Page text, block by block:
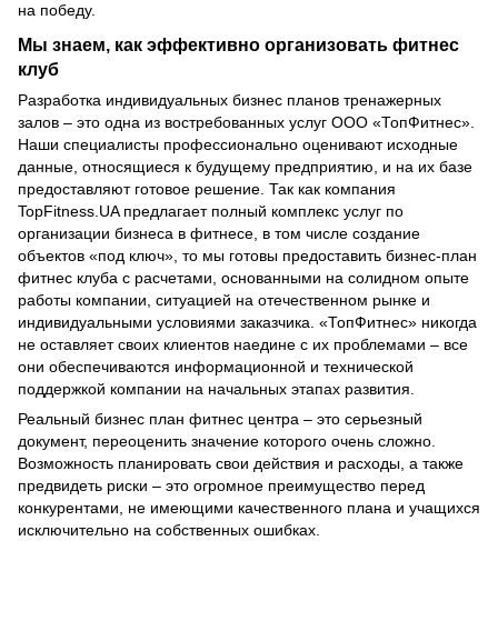
на победу.
Мы знаем, как эффективно организовать фитнес
клуб
Разработка индивидуальных бизнес планов тренажерных
залов – это одна из востребованных услуг ООО «ТопФитнес».
Наши специалисты профессионально оценивают исходные
данные, относящиеся к будущему предприятию, и на их базе
предоставляют готовое решение. Так как компания
TopFitness.UA предлагает полный комплекс услуг по
организации бизнеса в фитнесе, в том числе создание
объектов «под ключ», то мы готовы предоставить бизнес-план
фитнес клуба с расчетами, основанными на солидном опыте
работы компании, ситуацией на отечественном рынке и
индивидуальными условиями заказчика. «ТопФитнес» никогда
не оставляет своих клиентов наедине с их проблемами – все
они обеспечиваются информационной и технической
поддержкой компании на начальных этапах развития.
Реальный бизнес план фитнес центра – это серьезный
документ, переоценить значение которого очень сложно.
Возможность планировать свои действия и расходы, а также
предвидеть риски – это огромное преимущество перед
конкурентами, не имеющими качественного плана и учащихся
исключительно на собственных ошибках.